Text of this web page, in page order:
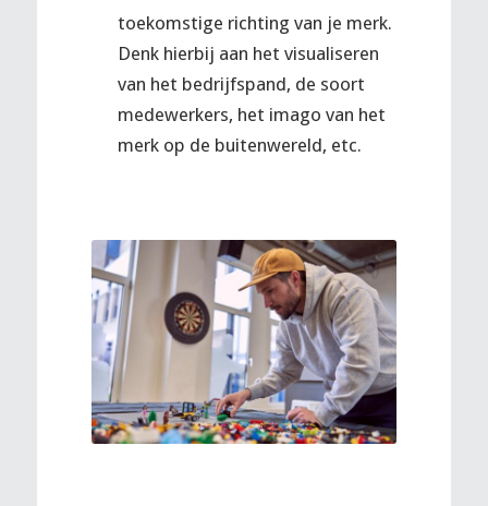
toekomstige richting van je merk.
Denk hierbij aan het visualiseren
van het bedrijfspand, de soort
medewerkers, het imago van het
merk op de buitenwereld, etc.